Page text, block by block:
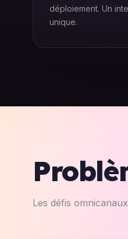
déploiement. Un
unique.
Les défis